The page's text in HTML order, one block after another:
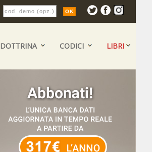
DOTTRINA CODICI LIBRI